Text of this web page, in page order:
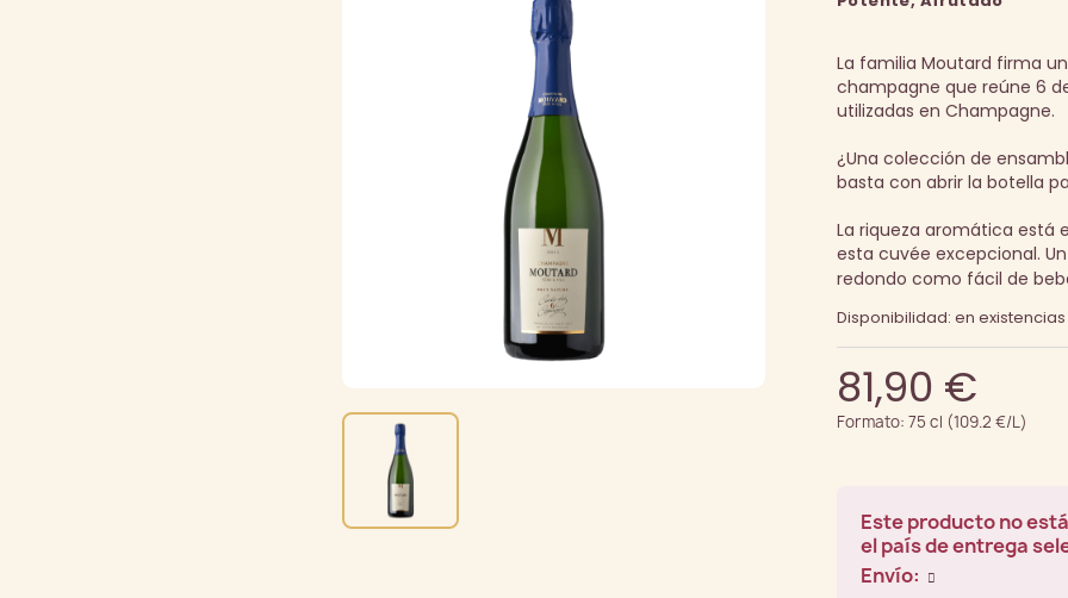
La familia Moutard firma
champagne que reúne 6
utilizadas en Champagne.
¿Una colección de
basta con abrir la botella
La riqueza aromática está
esta cuvée excepcional.
redondo como fácil de
Disponibilidad: en existencias
81,90 €
Formato: 75 cl (109.2 €/L)
Este producto no
el país de entrega
Envío: